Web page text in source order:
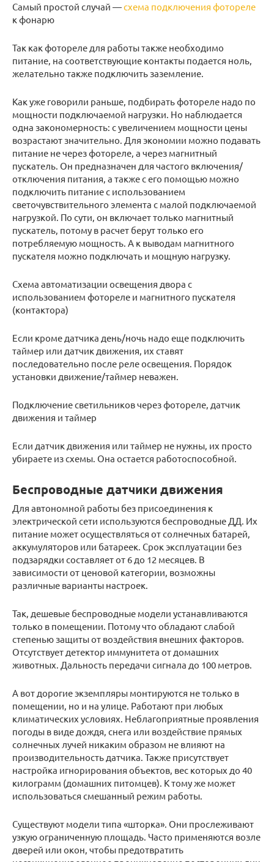
Самый простой случай —схема подключения фотореле
к фонарю
Так как фотореле для работы также необходимо
питание, на соответствующие контакты подается ноль,
желательно также подключить заземление.
Как уже говорили раньше, подбирать фотореле надо по
мощности подключаемой нагрузки. Но наблюдается
одна закономерность: с увеличением мощности цены
возрастают значительно. Для экономии можно подавать
питание не через фотореле, а через магнитный
пускатель. Он предназначен для частого включения/
отключения питания, а также с его помощью можно
подключить питание с использованием
светочувствительного элемента с малой подключаемой
нагрузкой. По сути, он включает только магнитный
пускатель, потому в расчет берут только его
потребляемую мощность. А к выводам магнитного
пускателя можно подключать и мощную нагрузку.
Схема автоматизации освещения двора с
использованием фотореле и магнитного пускателя
(контактора)
Если кроме датчика день/ночь надо еще подключить
таймер или датчик движения, их ставят
последовательно после реле освещения. Порядок
установки движение/таймер неважен.
Подключение светильников через фотореле, датчик
движения и таймер
Если датчик движения или таймер не нужны, их просто
убираете из схемы. Она остается работоспособной.
Беспроводные датчики движения
Для автономной работы без присоединения к
электрической сети используются беспроводные ДД. Их
питание может осуществляться от солнечных батарей,
аккумуляторов или батареек. Срок эксплуатации без
подзарядки составляет от 6 до 12 месяцев. В
зависимости от ценовой категории, возможны
различные варианты настроек.
Так, дешевые беспроводные модели устанавливаются
только в помещении. Потому что обладают слабой
степенью защиты от воздействия внешних факторов.
Отсутствует детектор иммунитета от домашних
животных. Дальность передачи сигнала до 100 метров.
А вот дорогие экземпляры монтируются не только в
помещении, но и на улице. Работают при любых
климатических условиях. Неблагоприятные проявления
погоды в виде дождя, снега или воздействие прямых
солнечных лучей никаким образом не влияют на
производительность датчика. Также присутствует
настройка игнорирования объектов, вес которых до 40
килограмм (домашних питомцев). К тому же может
использоваться смешанный режим работы.
Существуют модели типа «шторка». Они прослеживают
узкую ограниченную площадь. Часто применяются возле
дверей или окон, чтобы предотвратить